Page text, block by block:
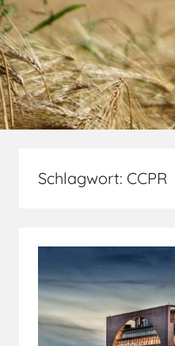
Schlagwort: CCPR